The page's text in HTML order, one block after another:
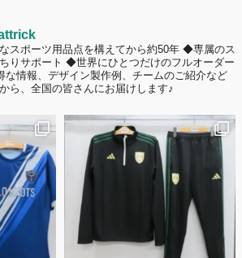
どもの自信が「プラスになった」と感じた保
いと感じたが納得して購入した」と価値を実感
が「会場に一体感があってよい」と回答。チ
スタイルとは？
スポーツ用品点を構えてから約50年 ◆専属のス
りサポート ◆世界にひとつだけのフルオーダー
な情報、デザイン製作例、チームのご紹介など
ら、全国の皆さんにお届けします♪